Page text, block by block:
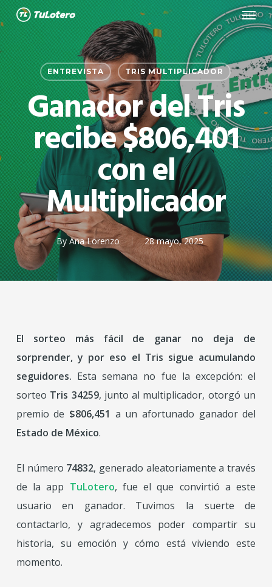
Skip
to
main
content
Menu
ENTREVISTA TRIS MULTIPLICADOR
Ganador del Tris
recibe $806,401
con el
Multiplicador
By Ana Lorenzo 28 mayo, 2025
El sorteo más fácil de ganar no deja de
sorprender, y por eso el Tris sigue acumulando
seguidores. Esta semana no fue la excepción: el
sorteo Tris 34259, junto al multiplicador, otorgó un
premio de $806,451 a un afortunado ganador del
Estado de México.
El número 74832, generado aleatoriamente a través
de la app TuLotero, fue el que convirtió a este
usuario en ganador. Tuvimos la suerte de
contactarlo, y agradecemos poder compartir su
historia, su emoción y cómo está viviendo este
momento.